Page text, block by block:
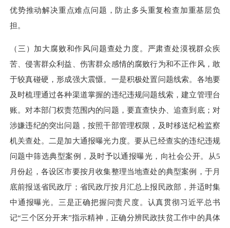
优势推动解决重点难点问题，防止多头重复检查加重基层负
担。
（三）加大腐败和作风问题查处力度。严肃查处漠视群众疾
苦、侵害群众利益、伤害群众感情的腐败行为和不正作风，敢
于较真碰硬，形成强大震慑。一是积极处置问题线索。各地要
及时梳理通过各种渠道掌握的违纪违规问题线索，建立管理台
账。对本部门权责范围内的问题，要直查快办、追查到底；对
涉嫌违纪的突出问题，按照干部管理权限，及时移送纪检监察
机关查处。二是加大通报曝光力度。要从已经查实的违纪违规
问题中筛选典型案例，及时予以通报曝光，向社会公开。从5
月份起，各设区市要按月收集整理当地查处的典型案例，于月
底前报送省民政厅；省民政厅按月汇总上报民政部，并适时集
中通报曝光。三是正确把握问责尺度。认真贯彻习近平总书
记“三个区分开来”指示精神，正确分辨民政扶贫工作中的具体